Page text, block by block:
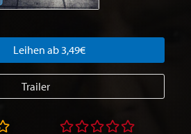
Leihen ab 3,49€
Trailer